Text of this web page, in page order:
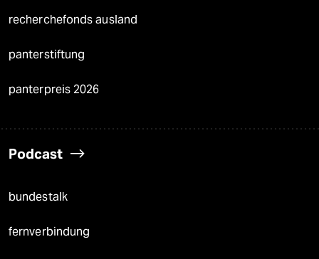
recherchefonds ausland
panterstiftung
panterpreis 2026
Podcast
bundestalk
fernverbindung